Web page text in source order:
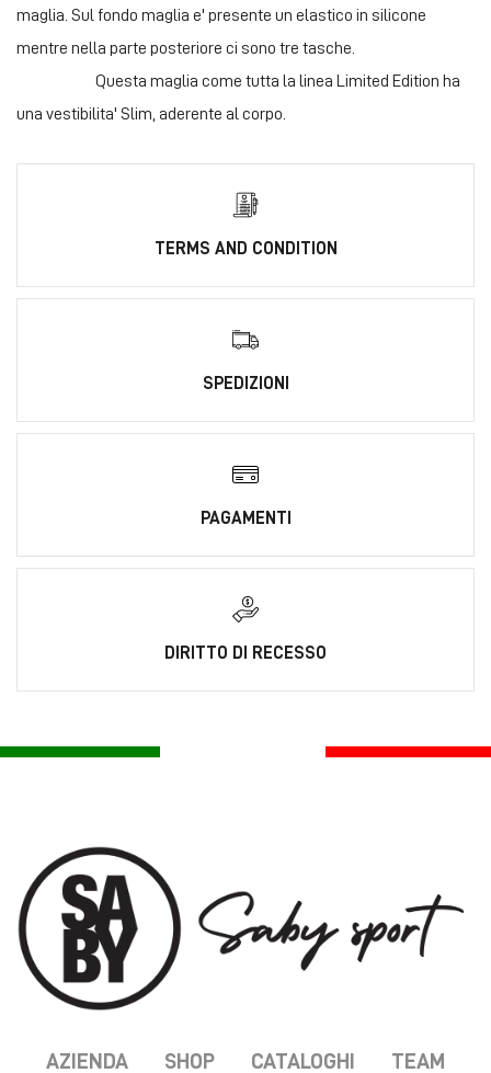
maglia. Sul fondo maglia e' presente un elastico in silicone
mentre nella parte posteriore ci sono tre tasche.
Questa maglia come tutta la linea Limited Edition ha
una vestibilita' Slim, aderente al corpo.
TERMS AND CONDITION
SPEDIZIONI
PAGAMENTI
DIRITTO DI RECESSO
AZIENDA SHOP CATALOGHI
TEAM